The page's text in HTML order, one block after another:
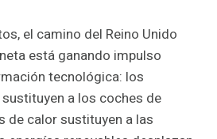
el camino del Reino Unido
está ganando impulso
tecnológica: los
a los coches de
de calor sustituyen a las